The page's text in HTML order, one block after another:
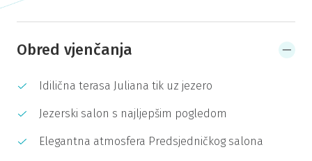
Obred vjenčanja
Idilična terasa Juliana tik uz jezero
Jezerski salon s najljepšim pogledom
Elegantna atmosfera Predsjedničkog salona